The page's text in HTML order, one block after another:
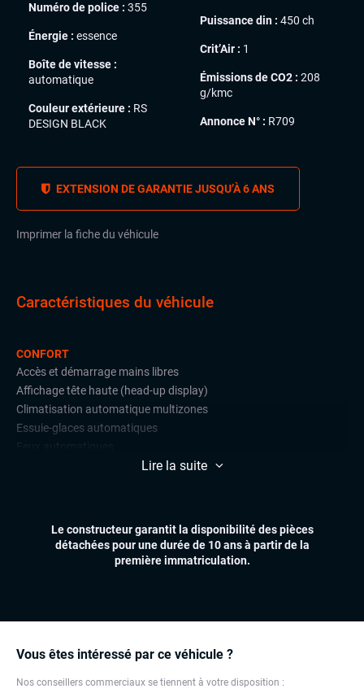
Numéro de police : 355
Énergie : essence
Boîte de vitesse :
automatique
Couleur extérieure : RS
DESIGN BLACK
Puissance din : 450 ch
Crit’Air : 1
Émissions de CO2 : 208
g/kmc
Annonce N° : R709
EXTENSION DE GARANTIE JUSQU’À 6 ANS
Imprimer la fiche du véhicule
Vous êtes intéressé par ce véhicule ?
Nos conseillers commerciaux se tiennent à votre disposition :
Caractéristiques du véhicule
CONFORT
Accès et démarrage mains libres
Affichage tête haute (head-up display)
Climatisation automatique multizones
Essuie-glaces automatiques
Sièges chauffants avant et arrière
Sièges électriques à mémoire
Carplay (Apple carplay, Android auto, MirrorLink, système
Chargeur induction
Lire la suite
Le constructeur garantit la disponibilité des pièces
détachées pour une durée de 10 ans à partir de la
première immatriculation.